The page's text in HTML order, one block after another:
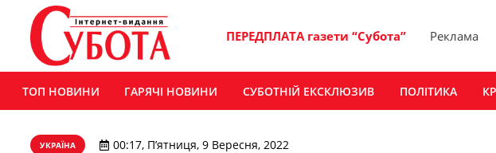
ПЕРЕДПЛАТА газети “Субота” Реклама
ТОП НОВИНИ ГАРЯЧІ НОВИНИ СУБОТНІЙ ЕКСКЛЮЗИВ ПОЛІТИКА
УКРАЇНА 00:17, П’ятниця, 9 Вересня, 2022